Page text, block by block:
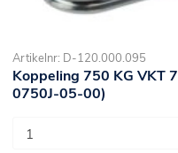
Artikelnr: D-120.000.095
Koppeling 750 KG VKT
0750J-05-00)